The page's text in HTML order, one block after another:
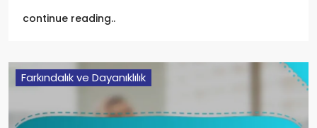
continue reading..
Farkındalık ve Dayanıklılık